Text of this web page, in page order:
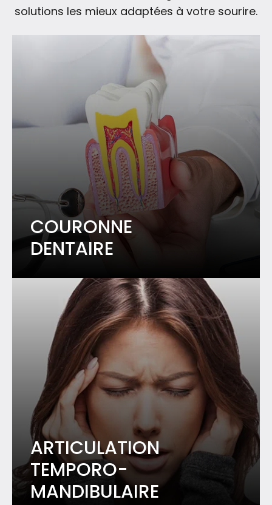
solutions les mieux adaptées à votre sourire.
COURONNE
DENTAIRE
ARTICULATION
TEMPORO-
MANDIBULAIRE